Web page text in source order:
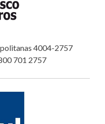
4004-2757
701 2757